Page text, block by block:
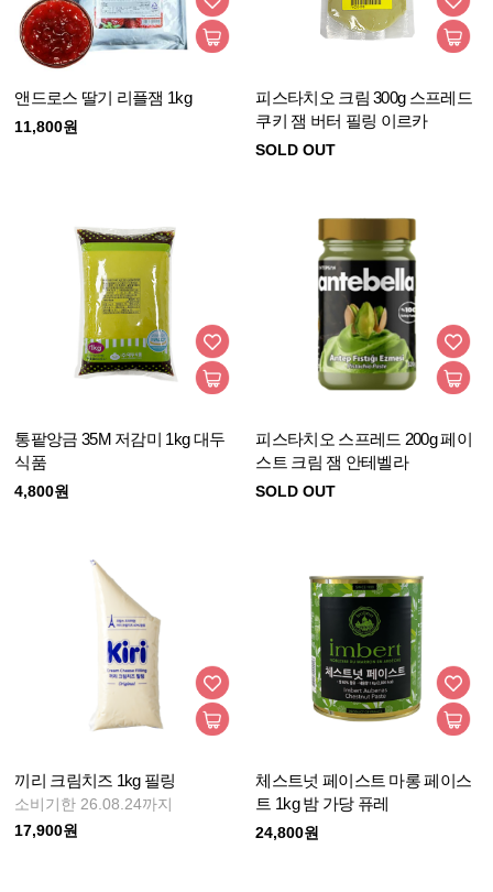
앤드로스 딸기 리플잼 1kg
11,800원
피스타치오 크림 300g 스프레드
쿠키 잼 버터 필링 이르카
SOLD OUT
통팥앙금 35M 저감미 1kg 대두
식품
4,800원
피스타치오 스프레드 200g 페이
스트 크림 잼 안테벨라
SOLD OUT
끼리 크림치즈 1kg 필링
소비기한 26.08.24까지
17,900원
체스트넛 페이스트 마롱 페이스
트 1kg 밤 가당 퓨레
24,800원